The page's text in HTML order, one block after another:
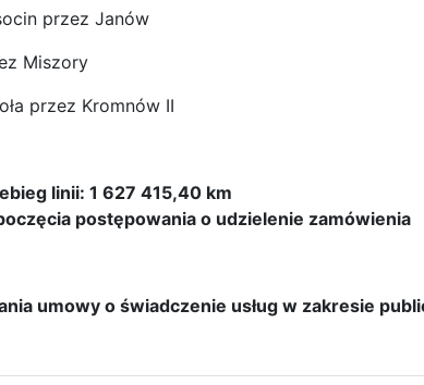
przez Janów
Miszory
przez Kromnów II
linii: 1 627 415,40 km
postępowania o udzielenie zamówienia
umowy o świadczenie usług w zakresie